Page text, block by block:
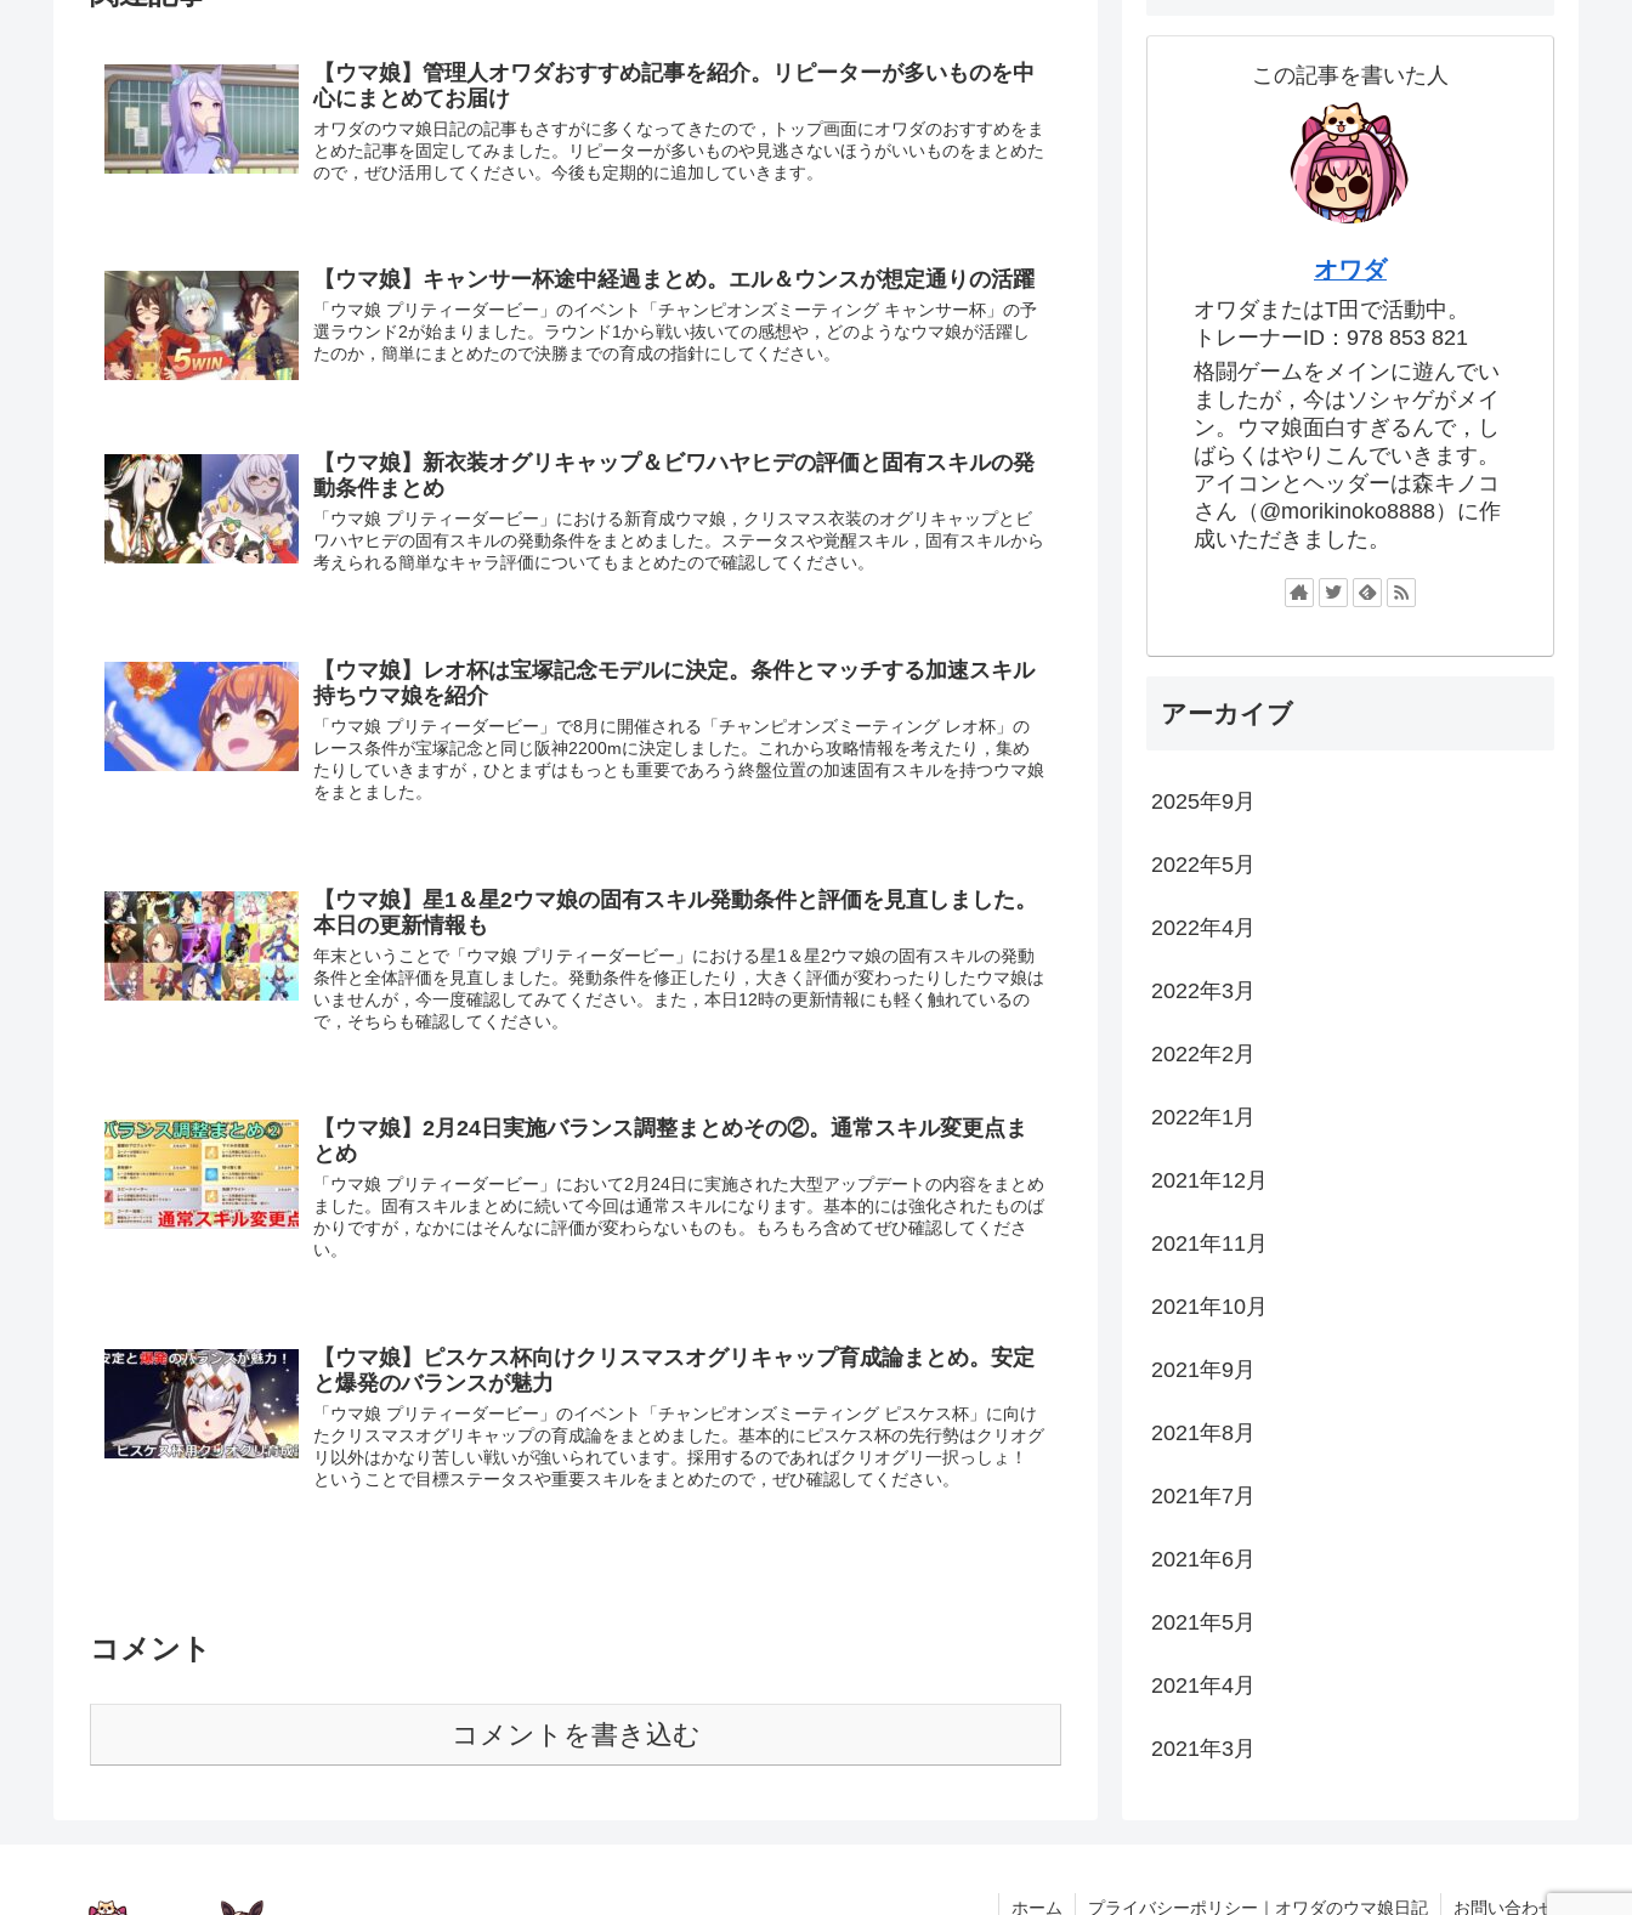
【ウマ娘】管理人オワダおすすめ記事を紹介。リピーターが多いものを中
心にまとめてお届け
オワダのウマ娘日記の記事もさすがに多くなってきたので，トップ画面にオワダのおすすめをま
とめた記事を固定してみました。リピーターが多いものや見逃さないほうがいいものをまとめた
ので，ぜひ活用してください。今後も定期的に追加していきます。
【ウマ娘】キャンサー杯途中経過まとめ。エル＆ウンスが想定通りの活躍
「ウマ娘 プリティーダービー」のイベント「チャンピオンズミーティング キャンサー杯」の予
選ラウンド2が始まりました。ラウンド1から戦い抜いての感想や，どのようなウマ娘が活躍し
たのか，簡単にまとめたので決勝までの育成の指針にしてください。
【ウマ娘】新衣装オグリキャップ＆ビワハヤヒデの評価と固有スキルの発
動条件まとめ
「ウマ娘 プリティーダービー」における新育成ウマ娘，クリスマス衣装のオグリキャップとビ
ワハヤヒデの固有スキルの発動条件をまとめました。ステータスや覚醒スキル，固有スキルから
考えられる簡単なキャラ評価についてもまとめたので確認してください。
【ウマ娘】レオ杯は宝塚記念モデルに決定。条件とマッチする加速スキル
持ちウマ娘を紹介
「ウマ娘 プリティーダービー」で8月に開催される「チャンピオンズミーティング レオ杯」の
レース条件が宝塚記念と同じ阪神2200mに決定しました。これから攻略情報を考えたり，集め
たりしていきますが，ひとまずはもっとも重要であろう終盤位置の加速固有スキルを持つウマ娘
をまとました。
【ウマ娘】星1＆星2ウマ娘の固有スキル発動条件と評価を見直しました。
本日の更新情報も
年末ということで「ウマ娘 プリティーダービー」における星1＆星2ウマ娘の固有スキルの発動
条件と全体評価を見直しました。発動条件を修正したり，大きく評価が変わったりしたウマ娘は
いませんが，今一度確認してみてください。また，本日12時の更新情報にも軽く触れているの
で，そちらも確認してください。
【ウマ娘】2月24日実施バランス調整まとめその②。通常スキル変更点ま
とめ
「ウマ娘 プリティーダービー」において2月24日に実施された大型アップデートの内容をまとめ
ました。固有スキルまとめに続いて今回は通常スキルになります。基本的には強化されたものば
かりですが，なかにはそんなに評価が変わらないものも。もろもろ含めてぜひ確認してくださ
い。
【ウマ娘】ピスケス杯向けクリスマスオグリキャップ育成論まとめ。安定
と爆発のバランスが魅力
「ウマ娘 プリティーダービー」のイベント「チャンピオンズミーティング ピスケス杯」に向け
たクリスマスオグリキャップの育成論をまとめました。基本的にピスケス杯の先行勢はクリオグ
リ以外はかなり苦しい戦いが強いられています。採用するのであればクリオグリ一択っしょ！
ということで目標ステータスや重要スキルをまとめたので，ぜひ確認してください。
コメント
コメントを書き込む
この記事を書いた人
オワダ
オワダまたはT田で活動中。
トレーナーID：978 853 821
格闘ゲームをメインに遊んでい
ましたが，今はソシャゲがメイ
ン。ウマ娘面白すぎるんで，し
ばらくはやりこんでいきます。
アイコンとヘッダーは森キノコ
さん（@morikinoko8888）に作
成いただきました。
アーカイブ
2025年9月
2022年5月
2022年4月
2022年3月
2022年2月
2022年1月
2021年12月
2021年11月
2021年10月
2021年9月
2021年8月
2021年7月
2021年6月
2021年5月
2021年4月
2021年3月
ホーム プライバシーポリシー｜オワダのウマ娘日記 お問い合わせ